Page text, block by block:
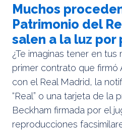
Muchos
Patrimonio del
salen a la luz por
¿Te imaginas tener en tus
primer contrato que firmó
con el Real Madrid, la
“Real” o una tarjeta de la
Beckham firmada por el
reproducciones